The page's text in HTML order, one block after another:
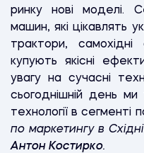
ринку нові моделі.
машин, які цікавлять
трактори, самохідні
купують якісні
увагу на сучасні
сьогоднішній день
технології в сегменті
по маркетингу в
Антон Костирко.